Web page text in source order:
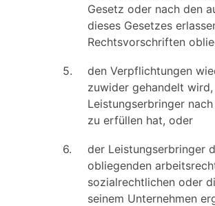
Gesetz oder nach den
dieses Gesetzes
Rechtsvorschriften
5. den Verpflichtungen
zuwider gehandelt
Leistungserbringer
zu erfüllen hat, oder
6.
der Leistungserbringer
obliegenden
sozialrechtlichen oder
seinem Unternehmen